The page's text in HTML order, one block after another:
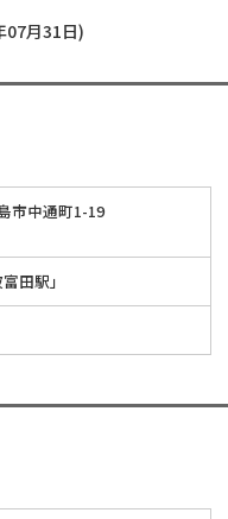
07月31日)
市中通町1-19
田駅」